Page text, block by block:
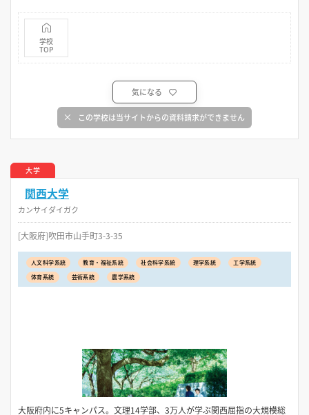
学校
TOP
気になる
この学校は当サイトからの資料請求ができません
大学
関西大学
カンサイダイガク
[大阪府]吹田市山手町3-3-35
人文科学系統 教育・福祉系統 社会科学系統 理学系統
工学系統
体育系統
芸術系統 農学系統
大阪府内に5キャンパス。文理14学部、3万人が学ぶ関西屈指の大規模総